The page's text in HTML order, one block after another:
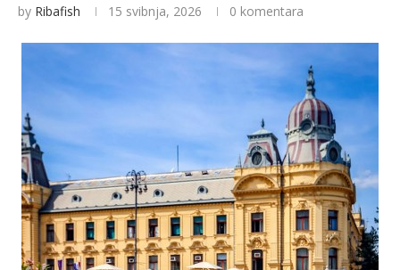
by Ribafish 15 svibnja, 2026 0 komentara